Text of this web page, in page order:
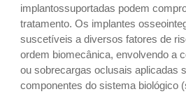
implantossuportadas podem
tratamento. Os implantes
suscetíveis a diversos fatores de
ordem biomecânica, envolvendo a
ou sobrecargas oclusais aplicadas
componentes do sistema biológico